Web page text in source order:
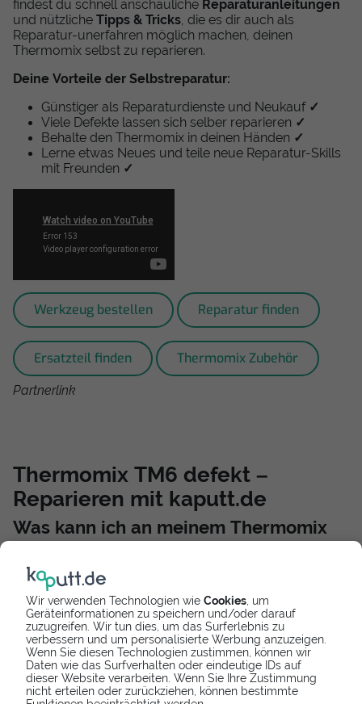
Wir verwenden Technologien wie Cookies , um
Geräteinformationen zu speichern und/oder darauf
zuzugreifen. Wir tun dies, um das Surferlebnis zu
verbessern und um personalisierte Werbung anzuzeigen.
Wenn Sie diesen Technologien zustimmen, können wir
Daten wie das Surfverhalten oder eindeutige IDs auf
dieser Website verarbeiten. Wenn Sie Ihre Zustimmung
nicht erteilen oder zurückziehen, können bestimmte
findest du schnell anschauliche Reparaturanleitungen
und nützliche Tipps & Tricks , die es dir auch als
Reparatur-unerfahren möglich machen, deinen
Thermomix selbst zu reparieren.
Deine Vorteile der Selbstreparatur:
Günstiger als Reparaturdienste und Neukauf ✓
Viele Defekte lassen sich selber reparieren ✓
Behalte den Thermomix in deinen Händen ✓
Lerne etwas Neues und teile neue Reparatur-Skills
mit Freunden ✓
Werkzeug bestellen Reparatur finden
Ersatzteil finden Thermomix Zubehör
Partnerlink
Thermomix TM6 defekt –
Reparieren mit kaputt.de
Was kann ich an meinem Thermomix
Ist der Thermomix TM6
Thermomix Waage reparieren oder der Thermomix
TM6 Motor ist defekt? – VonDisplay reparieren
Motor defektbisGeneralüberholung– fast alles, was
an deinem Haushaltshelfer – egal ob TM31 oder TM6
und TM5 Modell – kaputt geht, kann günstig repariert
werden. Du kannst einfach den Defekt auswählen,
Versandreparatur buchen und den Rest den fleißigen
Reparatur-Teams von kaputt.de überlassen. Wir